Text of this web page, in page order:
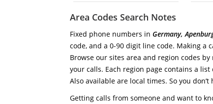
Area Codes Search Notes
Fixed phone numbers in Germany,
code, and a 0-90 digit line code. Making a
Browse our sites area and region codes
your calls. Each region page contains a
Also available are local times. So you
Getting calls from someone and want to